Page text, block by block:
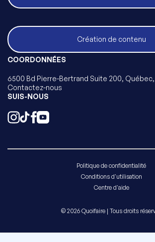
Création de contenu
COORDONNÉES
6500 Bd Pierre-Bertrand Suite 200, Québec,
Contactez-nous
SUIS-NOUS
Politique de confidentialité
Conditions d'utilisation
Centre d'aide
© 2026 Quoifaire | Tous droits